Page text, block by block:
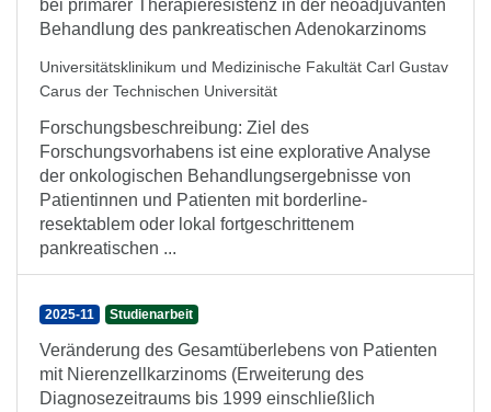
bei primärer Therapieresistenz in der neoadjuvanten
Behandlung des pankreatischen Adenokarzinoms
Universitätsklinikum und Medizinische Fakultät Carl Gustav
Carus der Technischen Universität
Forschungsbeschreibung: Ziel des
Forschungsvorhabens ist eine explorative Analyse
der onkologischen Behandlungsergebnisse von
Patientinnen und Patienten mit borderline-
resektablem oder lokal fortgeschrittenem
pankreatischen ...
2025-11 Studienarbeit
Veränderung des Gesamtüberlebens von Patienten
mit Nierenzellkarzinoms (Erweiterung des
Diagnosezeitraums bis 1999 einschließlich